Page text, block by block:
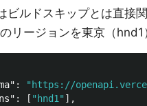
ビルドスキップとは直接
リージョンを東京（hnd1
: "https://
: [ "hnd1" ],